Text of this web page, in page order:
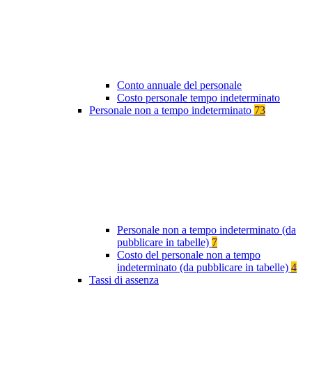
Conto annuale del personale
Costo personale tempo indeterminato
Personale non a tempo indeterminato 73
Personale non a tempo indeterminato (da
pubblicare in tabelle) 7
Costo del personale non a tempo
indeterminato (da pubblicare in tabelle) 4
Tassi di assenza